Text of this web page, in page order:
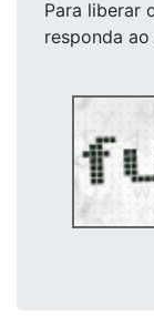
Para liberar
responda